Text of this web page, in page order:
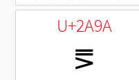
U+2A9A
⪚